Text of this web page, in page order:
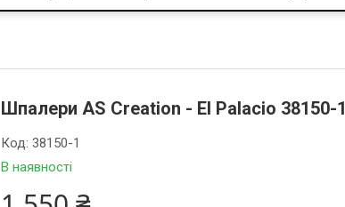
Шпалери AS Creation - El Palacio 38150-1
В наявності
Код:38150-1